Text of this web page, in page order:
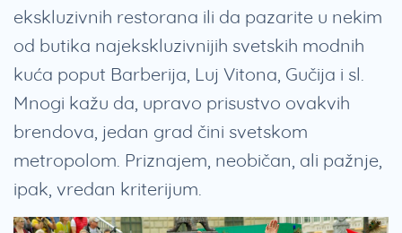
ekskluzivnih restorana ili da pazarite u nekim
od butika najekskluzivnijih svetskih modnih
kuća poput Barberija, Luj Vitona, Gučija i sl.
Mnogi kažu da, upravo prisustvo ovakvih
brendova, jedan grad čini svetskom
metropolom. Priznajem, neobičan, ali pažnje,
ipak, vredan kriterijum.